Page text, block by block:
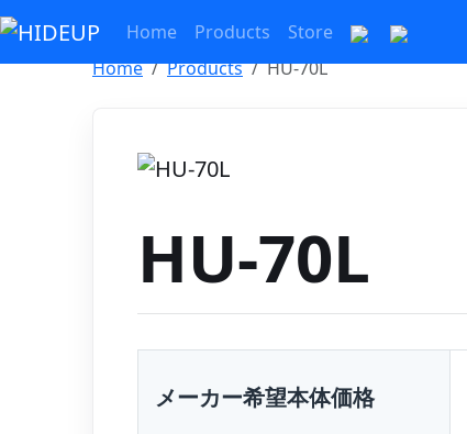
Home Products Store
Home Products HU-70L
HU-70L
メーカー希望本体価格